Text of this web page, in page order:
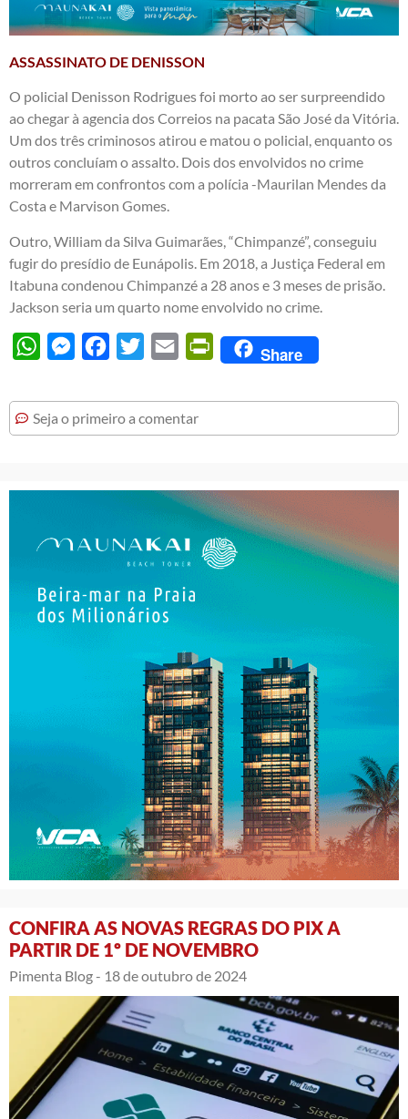
ASSASSINATO DE DENISSON
O policial Denisson Rodrigues foi morto ao ser surpreendido
ao chegar à agencia dos Correios na pacata São José da Vitória.
Um dos três criminosos atirou e matou o policial, enquanto os
outros concluíam o assalto. Dois dos envolvidos no crime
morreram em confrontos com a polícia -Maurilan Mendes da
Costa e Marvison Gomes.
Outro, William da Silva Guimarães, “Chimpanzé”, conseguiu
fugir do presídio de Eunápolis. Em 2018, a Justiça Federal em
Itabuna condenou Chimpanzé a 28 anos e 3 meses de prisão.
Jackson seria um quarto nome envolvido no crime.
WhatsAppMessengerFacebook
Twitter Email PrintFriendly
Share
Seja o primeiro a comentar
CONFIRA AS NOVAS REGRAS DO PIX A
PARTIR DE 1º DE NOVEMBRO
Pimenta Blog - 18 de outubro de 2024